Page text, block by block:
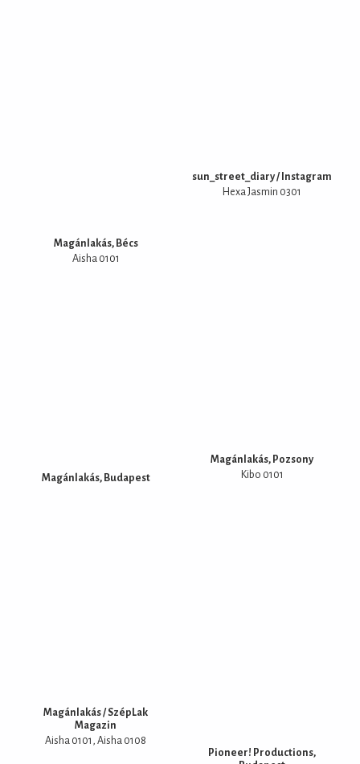
sun_street_diary / Instagram
Hexa Jasmin 0301
Magánlakás, Bécs
Aisha 0101
Magánlakás, Pozsony
Kibo 0101
Magánlakás, Budapest
Pioneer! Productions,
Magánlakás / SzépLak
Magazin
Aisha 0101 Aisha 0108